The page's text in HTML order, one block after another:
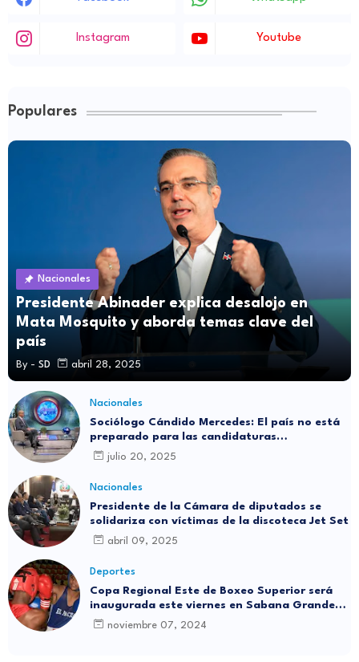
Instagram Youtube
Populares
Nacionales
Presidente Abinader explica desalojo en
Mata Mosquito y aborda temas clave del
país
By - SD abril 28, 2025
Nacionales
Sociólogo Cándido Mercedes: El país no está
preparado para las candidaturas
independientes
julio 20, 2025
Nacionales
Presidente de la Cámara de diputados se
solidariza con víctimas de la discoteca Jet Set
abril 09, 2025
Deportes
Copa Regional Este de Boxeo Superior será
inaugurada este viernes en Sabana Grande
de Boyá
noviembre 07, 2024